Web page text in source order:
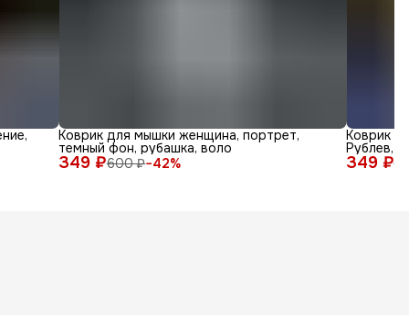
349 ₽600 ₽−42%
Коврик для мышки женщина, портрет,
темный фон, рубашка, воло
349 ₽
Коврик
Рублев,